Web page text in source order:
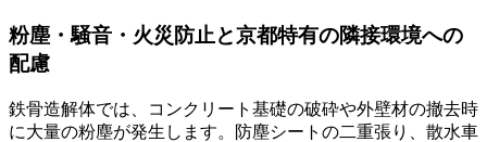
粉塵・騒音・火災防止と京都特有の隣接環境への
配慮
鉄骨造解体では、コンクリート基礎の破砕や外壁材の撤去時
に大量の粉塵が発生します。防塵シートの二重張り、散水車